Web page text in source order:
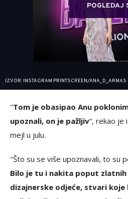
POGLEDAJ
IZVOR: INSTAGRAM PRINTSCREEN/ANA_D_ARMAS
"Tom je obasipao Anu
upoznali, on je pažljiv“, rekao je
mejl u julu.
"Što su se više upoznavali, to su
Bilo je tu i nakita poput zlatnih
dizajnerske odjeće, stvari koje